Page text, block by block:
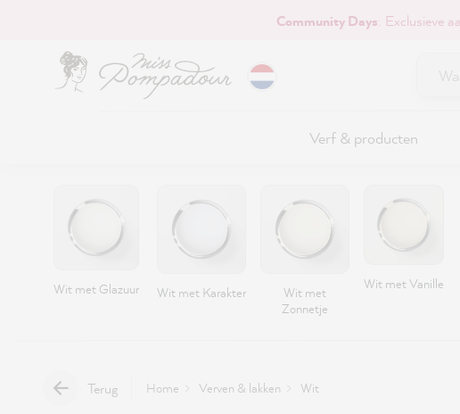
Community Days: Exclusieve
Verf & producten
Wit met Glazuur Wit met Karakter
Wit met
Zonnetje
Wit met Vanille
Terug Home Verven & lakken Wit